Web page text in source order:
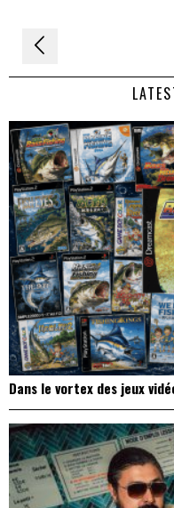
Navigation
de
Dans le vortex des jeux